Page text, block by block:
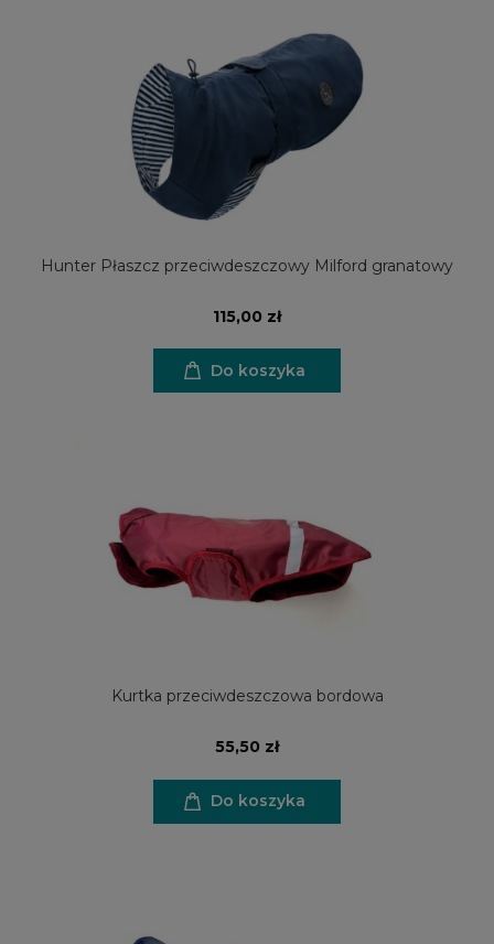
Hunter Płaszcz przeciwdeszczowy Milford granatowy
115,00 zł
Do koszyka
Kurtka przeciwdeszczowa bordowa
55,50 zł
Do koszyka